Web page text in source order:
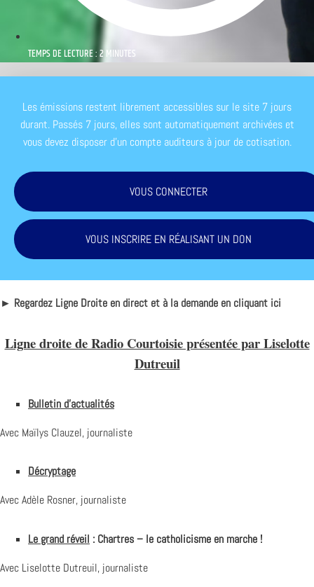
TEMPS DE LECTURE : 2 MINUTES
Les émissions restent librement accessibles sur le site 7 jours
durant. Passés 7 jours, elles sont automatiquement archivées et
vous devez disposer d'un compte auditeurs à jour de cotisation.
VOUS CONNECTER
VOUS INSCRIRE EN RÉALISANT UN DON
► Regardez Ligne Droite en direct et à la demande en cliquant ici
Ligne droite de Radio Courtoisie présentée par Liselotte
Dutreuil
Bulletin d’actualités
Avec Maïlys Clauzel, journaliste
Décryptage
Avec Adèle Rosner, journaliste
Le grand réveil : Chartres – le catholicisme en marche !
Avec Liselotte Dutreuil, journaliste